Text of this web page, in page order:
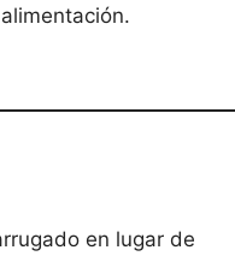
en lugar de